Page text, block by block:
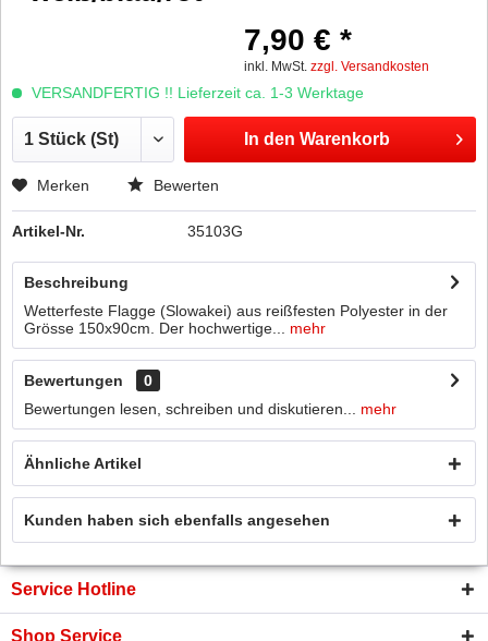
7,90 € *
inkl. MwSt. zzgl. Versandkosten
VERSANDFERTIG !! Lieferzeit ca. 1-3 Werktage
In den Warenkorb
Merken Bewerten
Artikel-Nr. 35103G
Beschreibung
Wetterfeste Flagge (Slowakei) aus reißfesten Polyester in der
Grösse 150x90cm. Der hochwertige...
mehr
Bewertungen
0
Bewertungen lesen, schreiben und diskutieren...
mehr
Ähnliche Artikel
Kunden haben sich ebenfalls angesehen
Service Hotline
Shop Service